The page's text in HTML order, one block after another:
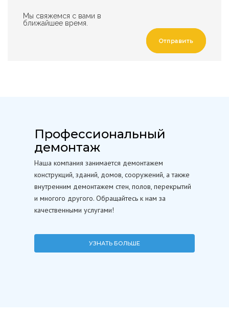
Мы свяжемся с вами в
ближайшее время.
Отправить
Профессиональный
демонтаж
Наша компания занимается демонтажем
конструкций, зданий, домов, сооружений, а также
внутренним демонтажем стен, полов, перекрытий
и многого другого. Обращайтесь к нам за
качественными услугами!
УЗНАТЬ БОЛЬШЕ